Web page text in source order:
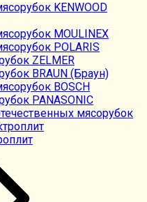
KENWOOD
MOULINEX
POLARIS
ZELMER
BRAUN (Браун)
BOSCH
PANASONIC
мясорубок